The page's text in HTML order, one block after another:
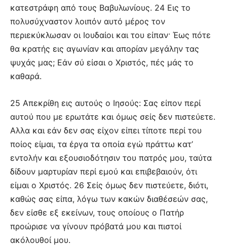
κατεστράφη από τους Βαβυλωνίους. 24 Εις το
πολυσύχναστον λοιπόν αυτό μέρος τον
περιεκύκλωσαν οι Ιουδαίοι και του είπαν· Έως πότε
θα κρατής εις αγωνίαν και απορίαν μεγάλην τας
ψυχάς μας; Εάν σύ είσαι ο Χριστός, πές μάς το
καθαρά.
25 Απεκρίθη εις αυτούς ο Ιησούς: Σας είπον περί
αυτού που με ερωτάτε και όμως σείς δεν πιστεύετε.
Αλλα και εάν δεν σας είχον είπει τίποτε περί του
ποίος είμαι, τα έργα τα οποία εγώ πράττω κατ’
εντολήν και εξουσιοδότησιν του πατρός μου, ταύτα
δίδουν μαρτυρίαν περί εμού και επιβεβαιούν, ότι
είμαι ο Χριστός. 26 Σείς όμως δεν πιστεύετε, διότι,
καθώς σας είπα, λόγω των κακών διαθέσεών σας,
δεν είσθε εξ εκείνων, τους οποίους ο Πατήρ
προώρισε να γίνουν πρόβατά μου και πιστοί
ακόλουθοί μου.